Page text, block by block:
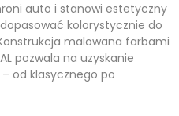
auto i stanowi estetyczny
kolorystycznie do
malowana farbami
pozwala na uzyskanie
od klasycznego po